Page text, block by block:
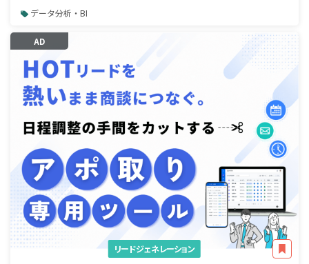
データ分析・BI
AD
リードジェネレーション